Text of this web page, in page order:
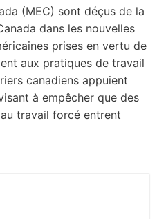
(MEC) sont déçus de la
dans les nouvelles
prises en vertu de
aux pratiques de travail
canadiens appuient
à empêcher que des
travail forcé entrent